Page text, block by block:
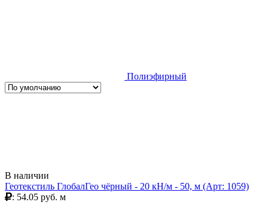
Полиэфирный
В наличии
Геотекстиль ГлобалГео чёрный - 20 кН/м - 50, м (Арт: 1059)
: 54.05 руб. м